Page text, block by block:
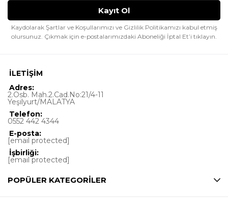
Kaydolarak Şartlar ve Koşullarımızı ve Gizlilik Politikamızı kabul etmiş
olursunuz. Çıkmak için e-postalarımızdaki Aboneliği İptal Et’i tıklayın.
İLETİŞİM
Adres:
2.Osb. Mah.2.Cad.No:21/4-11
Yeşilyurt/MALATYA
Telefon:
0552 442 4344
E-posta:
[email protected]
İşbirliği:
[email protected]
POPÜLER KATEGORİLER